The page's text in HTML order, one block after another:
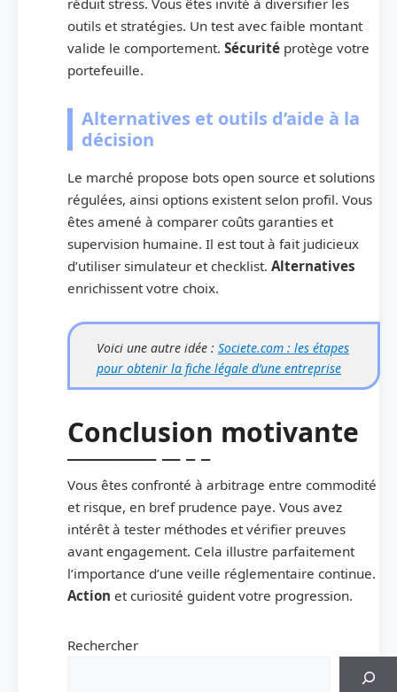
outils et stratégies. Un test avec faible montant
valide le comportement. Sécurité protège votre
portefeuille.
Alternatives et outils d’aide à la
décision
Le marché propose bots open source et solutions
régulées, ainsi options existent selon profil. Vous
êtes amené à comparer coûts garanties et
supervision humaine. Il est tout à fait judicieux
d’utiliser simulateur et checklist. Alternatives
enrichissent votre choix.
Voici une autre idée : Societe.com : les étapes
pour obtenir la fiche légale d’une entreprise
Conclusion motivante
Vous êtes confronté à arbitrage entre commodité
et risque, en bref prudence paye. Vous avez
intérêt à tester méthodes et vérifier preuves
avant engagement. Cela illustre parfaitement
l’importance d’une veille réglementaire continue.
Action et curiosité guident votre progression.
Rechercher